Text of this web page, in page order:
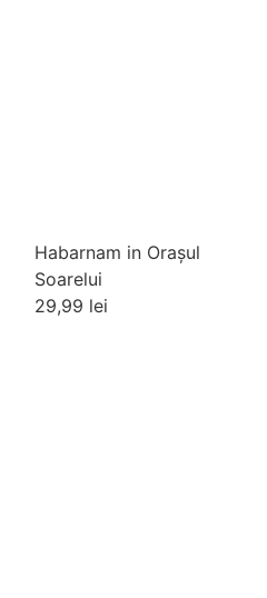
Habarnam in Orașul
Soarelui
29,99 lei